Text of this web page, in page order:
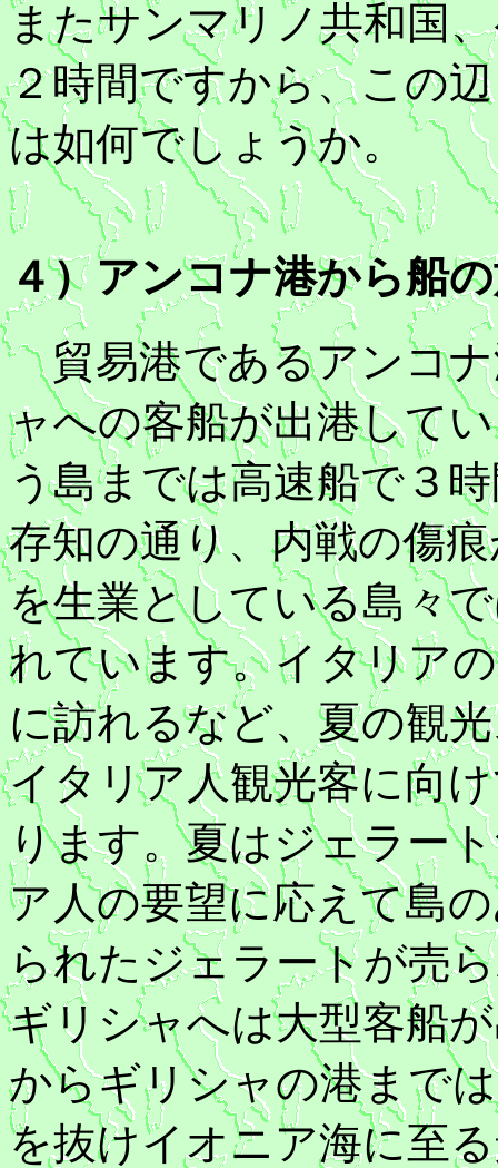
またサンマリノ共和国
２時間ですから、この
は如何でしょうか。
４）アンコナ港から船
貿易港であるアンコナ
ャへの客船が出港して
う島までは高速船で３
存知の通り、内戦の傷
を生業としている島々
れています。イタリア
に訪れるなど、夏の観
イタリア人観光客に向
ります。夏はジェラー
ア人の要望に応えて島
られたジェラートが売
ギリシャへは大型客船
からギリシャの港まで
を抜けイオニア海に至